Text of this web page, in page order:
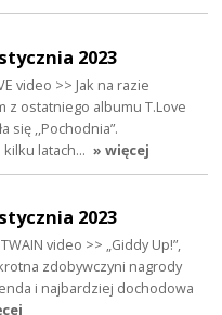
2023
video >> Jak na razie
z ostatniego albumu T.Love
się ,,Pochodnia”.
kilku latach… » więcej
2023
video >> „Giddy Up!”,
zdobywczyni nagrody
i najbardziej dochodowa